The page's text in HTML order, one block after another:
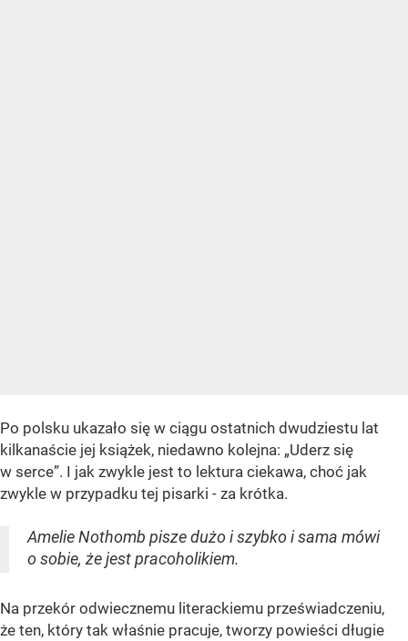
Po polsku ukazało się w ciągu ostatnich dwudziestu lat
kilkanaście jej książek, niedawno kolejna: „Uderz się
w serce”. I jak zwykle jest to lektura ciekawa, choć jak
zwykle w przypadku tej pisarki - za krótka.
Amelie Nothomb pisze dużo i szybko i sama mówi
o sobie, że jest pracoholikiem.
Na przekór odwiecznemu literackiemu przeświadczeniu,
że ten, który tak właśnie pracuje, tworzy powieści długie